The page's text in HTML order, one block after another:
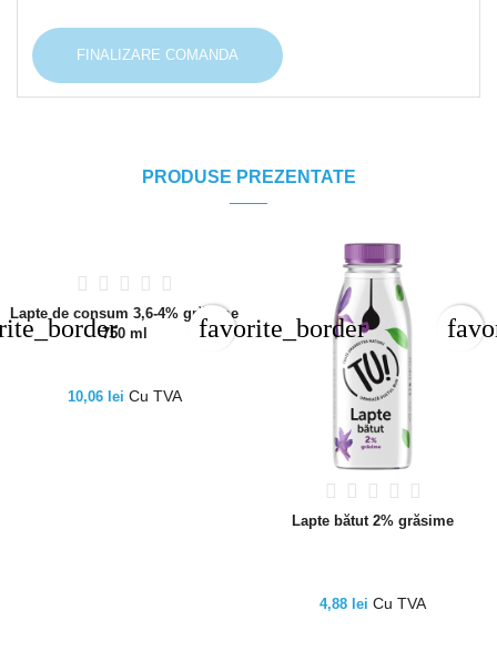
FINALIZARE COMANDA
PRODUSE PREZENTATE
Lapte de consum 3,6-4% grăsime
750 ml
10,06 lei Cu TVA
favorite_border
Lapte bătut 2% grăsime
4,88 lei Cu TVA